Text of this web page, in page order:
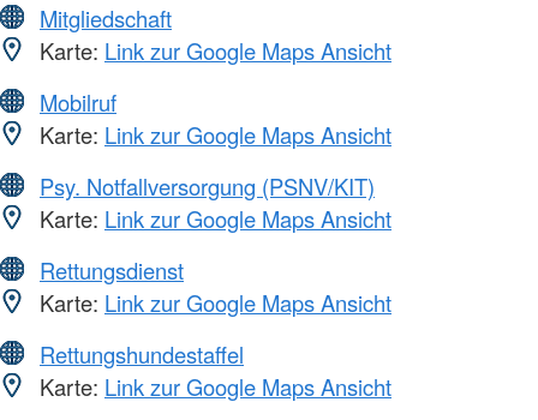
Mitgliedschaft
Karte: Link zur Google Maps Ansicht
Mobilruf
Karte: Link zur Google Maps Ansicht
Psy. Notfallversorgung (PSNV/KIT)
Karte: Link zur Google Maps Ansicht
Rettungsdienst
Karte: Link zur Google Maps Ansicht
Rettungshundestaffel
Karte: Link zur Google Maps Ansicht